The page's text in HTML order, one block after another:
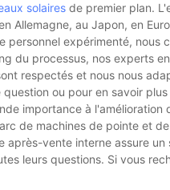
solaires de premier plan.
Allemagne, au Japon, en
personnel expérimenté,
du processus, nos experts
respectés et nous nous
ou pour en savoir
importance à
de machines de pointe et
vente interne assure
leurs questions. Si vous